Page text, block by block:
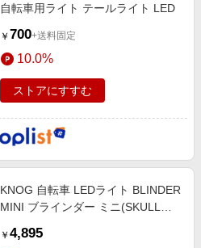
自転車用ライト テールライト LED
￥ 700+送料固定
10.0%
ストアにすすむ
KNOG 自転車 LEDライト BLINDER
MINI ブラインダー ミニ(SKULL
REAR 54_3554362302
￥ 4,895